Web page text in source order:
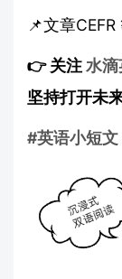
📌文章
👉 关注 水滴
坚持打开未
#英语小短文